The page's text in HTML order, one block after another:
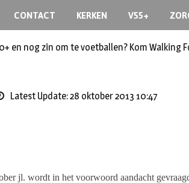
CONTACT KERKEN V55+
en nog zin om te voetballen? Kom Walking
Latest Update: 28 oktober 2013 10:47
jl. wordt in het voorwoord aandacht